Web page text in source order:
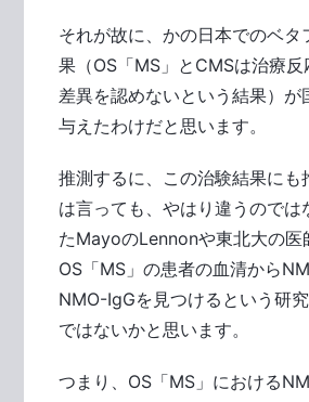
それが故に、かの日本でのベタ
果（OS「MS」とCMSは治療
差異を認めないという結果）が
与えたわけだと思います。
推測するに、この治験結果にも
は言っても、やはり違うのでは
たMayoのLennonや東北大の医
OS「MS」の患者の血清から
NMO-IgGを見つけるという研
ではないかと思います。
つまり、OS「MS」における